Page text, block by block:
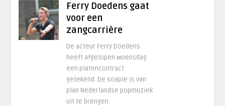
Ferry Doedens gaat
voor een
zangcarrière
De acteur Ferry Doedens
heeft afgelopen woensdag
een platencontract
getekend. De soapie is van
plan Nederlandse popmuziek
uit te brengen.